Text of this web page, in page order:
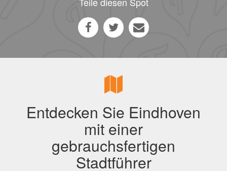
Entdecken Sie Eindhoven
mit einer
gebrauchsfertigen
Stadtführer